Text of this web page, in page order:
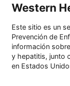
Western
Este sitio es un
Prevención de
información
y hepatitis, junto
en Estados